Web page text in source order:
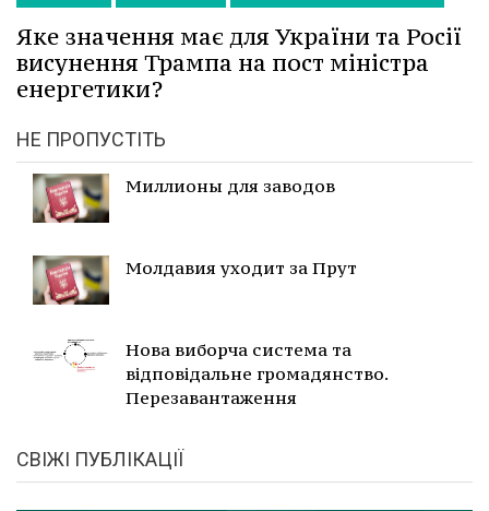
Яке значення має для України та Росії
висунення Трампа на пост міністра
енергетики?
НЕ ПРОПУСТІТЬ
Миллионы для заводов
Молдавия уходит за Прут
Нова виборча система та
відповідальне громадянство.
Перезавантаження
СВІЖІ ПУБЛІКАЦІЇ